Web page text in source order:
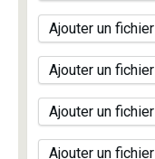
Ajouter un fichier
Ajouter un fichier
Ajouter un fichier
Ajouter un fichier